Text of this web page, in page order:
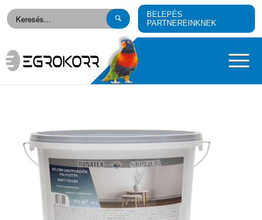
BELEPÉS
PARTNEREINKNEK